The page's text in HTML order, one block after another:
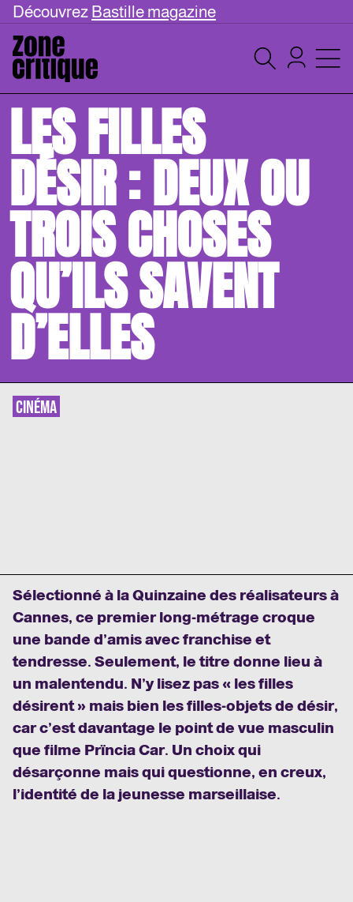
Découvrez Bastille magazine
LES FILLES
DÉSIR : DEUX OU
TROIS CHOSES
QU’ILS SAVENT
D’ELLES
CINÉMA
Sélectionné à la Quinzaine des réalisateurs à
Cannes, ce premier long-métrage croque
une bande d’amis avec franchise et
tendresse. Seulement, le titre donne lieu à
un malentendu. N’y lisez pas « les filles
désirent » mais bien les filles-objets de désir,
car c’est davantage le point de vue masculin
que filme Prïncia Car. Un choix qui
désarçonne mais qui questionne, en creux,
l’identité de la jeunesse marseillaise.